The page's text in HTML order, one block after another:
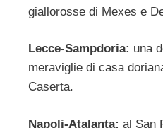
giallorosse di Mexes e
Lecce-Sampdoria: una
meraviglie di casa
Caserta.
Napoli-Atalanta: al San